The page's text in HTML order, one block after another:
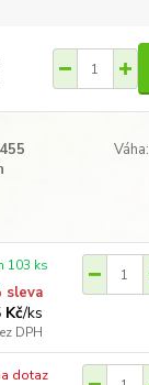
Váha:
sleva
Kč/ks
DPH
103 ks
dotaz